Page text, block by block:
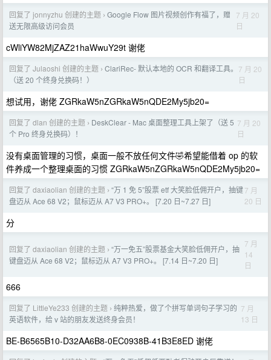
回复了 jonnyzhu 创建的主题 › Google Flow 图片视频创作有福了，赠
送无限高级访问会员
7 月 20
日
cWliYW82MjZAZ21haWwuY29t 谢佬
回复了 Julaoshi 创建的主题 › ClariRec- 默认本地的 OCR 和翻译工具。
（送 20 个终身兑换码！）
7 月 20
日
想试用，谢佬 ZGRkaW5nZGRkaW5nQDE2My5jb20=
回复了 dlan 创建的主题 › DeskClear - Mac 桌面整理工具上架了（送 5
个 Pro 终身兑换码）！
7 月 20
日
没有桌面管理的习惯，桌面一般不放任何文件🤣希望能借着 op 的软
件养成一个整理桌面的习惯 ZGRkaW5nZGRkaW5nQDE2My5jb20=
回复了 daxiaolian 创建的主题 › “万 1 免 5”股票 etf 大笑脸低佣开户，抽键
盘迈从 Ace 68 V2；鼠标迈从 A7 V3 PRO+。 [7.20 日~7.27 日]
7 月
20 日
分
回复了 daxiaolian 创建的主题 › “万一免五”股票基金大笑脸低佣开户，抽
键盘迈从 Ace 68 V2；鼠标迈从 A7 V3 PRO+。 [7.14 日~7.20 日]
7 月
14
日
666
回复了 LittleYe233 创建的主题 › 纯粹热爱，做了个拼写单词句子学习的
英语软件，给 v 站的朋友发送终身会员！
7 月
13 日
BE-B6565B10-D32AA6B8-0EC0938B-41B3E8ED 谢佬